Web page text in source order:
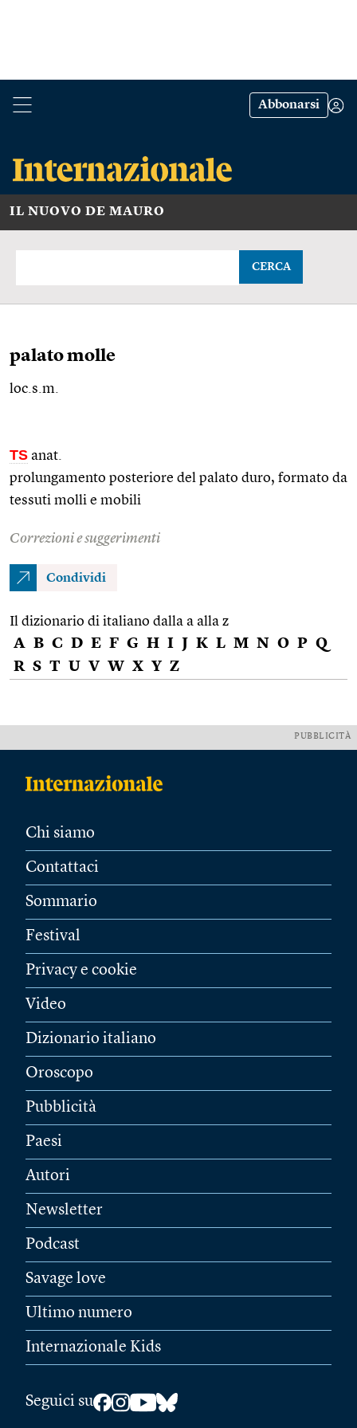
Abbonarsi
IL NUOVO DE MAURO
CERCA
palato molle
loc.s.m.
TS anat.
prolungamento posteriore del palato duro, formato da
tessuti molli e mobili
Correzioni e suggerimenti
Condividi
Il dizionario di italiano dalla a alla z
A B C D E F G H I J K L M N O P Q
R S T U V W X Y Z
PUBBLICITÀ
Chi siamo
Contattaci
Sommario
Festival
Privacy e cookie
Video
Dizionario italiano
Oroscopo
Pubblicità
Paesi
Autori
Newsletter
Podcast
Savage love
Ultimo numero
Internazionale Kids
Seguici su